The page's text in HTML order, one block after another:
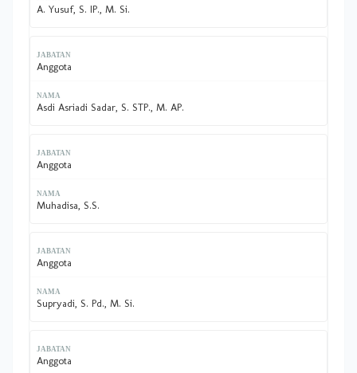
A. Yusuf, S. IP., M. Si.
Anggota
Asdi Asriadi Sadar, S. STP., M. AP.
Anggota
Muhadisa, S.S.
Anggota
Supryadi, S. Pd., M. Si.
Anggota